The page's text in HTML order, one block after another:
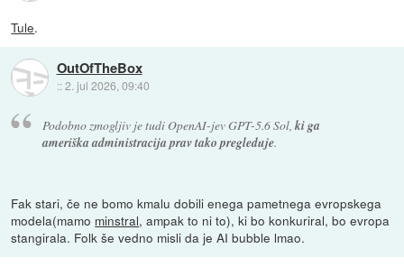
Tule.
OutOfTheBox
::2. jul 2026, 09:40
Podobno zmogljiv je tudi OpenAI-jev GPT-5.6 Sol, ki ga
ameriška administracija prav tako pregleduje.
Fak stari, če ne bomo kmalu dobili enega pametnega evropskega
modela(mamo minstral, ampak to ni to), ki bo konkuriral, bo evropa
stangirala. Folk še vedno misli da je AI bubble lmao.